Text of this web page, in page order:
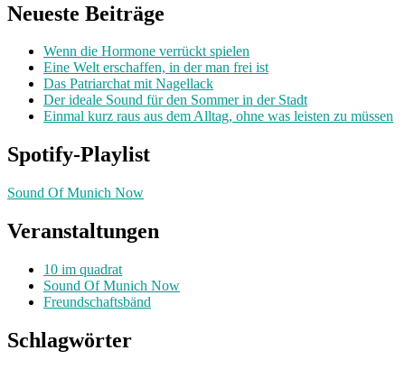
Neueste Beiträge
Wenn die Hormone verrückt spielen
Eine Welt erschaffen, in der man frei ist
Das Patriarchat mit Nagellack
Der ideale Sound für den Sommer in der Stadt
Einmal kurz raus aus dem Alltag, ohne was leisten zu müssen
Spotify-Playlist
Sound Of Munich Now
Veranstaltungen
10 im quadrat
Sound Of Munich Now
Freundschaftsbänd
Schlagwörter